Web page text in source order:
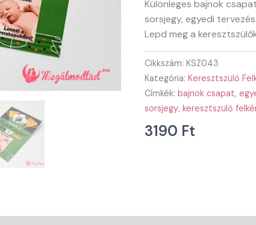
Különleges bajnok
sorsjegy, egyedi
Lepd meg a
Cikkszám: KSZ043
Kategória: Keresztszülő
Címkék: bajnok csapat,
sorsjegy, keresztszülő
3190 Ft